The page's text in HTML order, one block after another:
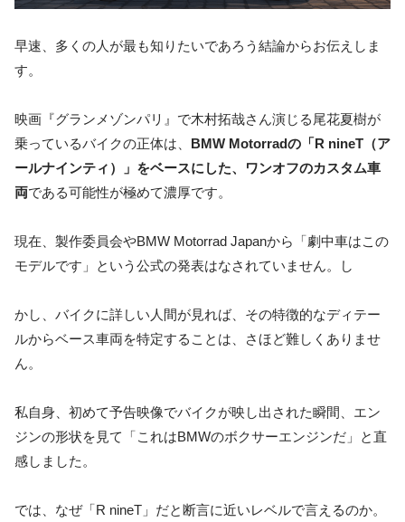
早速、多くの人が最も知りたいであろう結論からお伝えしま
す。
映画『グランメゾンパリ』で木村拓哉さん演じる尾花夏樹が
乗っているバイクの正体は、 BMW Motorradの「R nineT（ア
ールナインティ）」をベースにした、ワンオフのカスタム車
両である可能性が極めて濃厚です。
現在、製作委員会やBMW Motorrad Japanから「劇中車はこの
モデルです」という公式の発表はなされていません。し
かし、バイクに詳しい人間が見れば、その特徴的なディテー
ルからベース車両を特定することは、さほど難しくありませ
ん。
私自身、初めて予告映像でバイクが映し出された瞬間、エン
ジンの形状を見て「これはBMWのボクサーエンジンだ」と直
感しました。
では、なぜ「R nineT」だと断言に近いレベルで言えるのか。